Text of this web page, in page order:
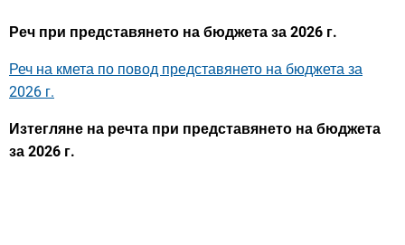
Реч при представянето на бюджета за 2026 г.
Реч на кмета по повод представянето на бюджета за
2026 г.
Изтегляне на речта при представянето на бюджета
за 2026 г.